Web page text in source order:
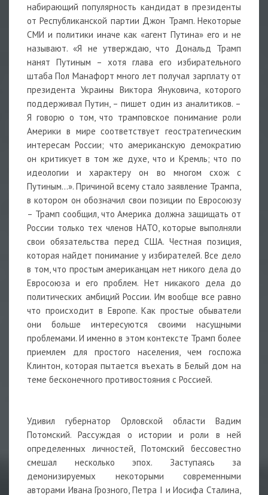
набирающий популярность кандидат в президенты
от Республиканской партии Джон Трамп. Некоторые
СМИ и политики иначе как «агент Путина» его и не
называют. «Я не утверждаю, что Дональд Трамп
нанят Путиным – хотя глава его избирательного
штаба Пол Манафорт много лет получал зарплату от
президента Украины Виктора Януковича, которого
поддерживал Путин, – пишет один из аналитиков. –
Я говорю о том, что трамповское понимание роли
Америки в мире соответствует геостратегическим
интересам России; что американскую демократию
он критикует в том же духе, что и Кремль; что по
идеологии и характеру он во многом схож с
Путиным…». Причиной всему стало заявление Трампа,
в котором он обозначил свои позиции по Евросоюзу
– Трамп сообщил, что Америка должна защищать от
России только тех членов НАТО, которые выполняли
свои обязательства перед США. Честная позиция,
которая найдет понимание у избирателей. Все дело
в том, что простым американцам нет никого дела до
Евросоюза и его проблем. Нет никакого дела до
политических амбиций России. Им вообще все равно
что происходит в Европе. Как простые обыватели
они больше интересуются своими насущными
проблемами. И именно в этом контексте Трамп более
приемлем для простого населения, чем госпожа
Клинтон, которая пытается въехать в Белый дом на
теме бесконечного противостояния с Россией.
Удивил губернатор Орловской области Вадим
Потомский. Рассуждая о истории и роли в ней
определенных личностей, Потомский бессовестно
смешал несколько эпох. Заступаясь за
демонизируемых некоторыми современными
авторами Ивана Грозного, Петра I и Иосифа Сталина,